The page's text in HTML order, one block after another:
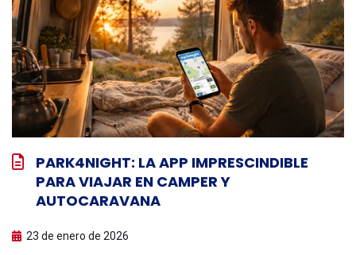
PARK4NIGHT: LA APP IMPRESCINDIBLE
PARA VIAJAR EN CAMPER Y
AUTOCARAVANA
23 de enero de 2026